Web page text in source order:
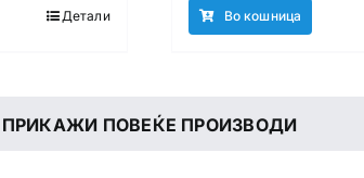
Детали Во кошница
ПРИКАЖИ ПОВЕЌЕ ПРОИЗВОДИ